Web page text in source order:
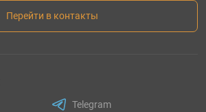
Перейти в контакты
Telegram